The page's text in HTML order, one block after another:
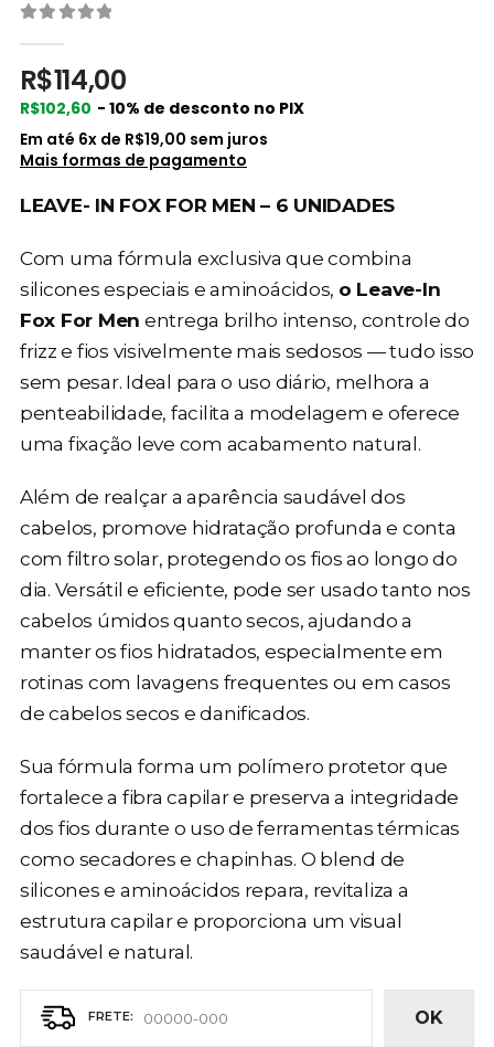
R$114,00
R$102,60 - 10% de desconto no PIX
Em até 6x de R$19,00 sem juros
Mais formas de pagamento
LEAVE- IN FOX FOR MEN – 6 UNIDADES
Com uma fórmula exclusiva que combina
silicones especiais e aminoácidos, o Leave-In
Fox For Men entrega brilho intenso, controle do
frizz e fios visivelmente mais sedosos — tudo isso
sem pesar. Ideal para o uso diário, melhora a
penteabilidade, facilita a modelagem e oferece
uma fixação leve com acabamento natural.
Além de realçar a aparência saudável dos
cabelos, promove hidratação profunda e conta
com filtro solar, protegendo os fios ao longo do
dia. Versátil e eficiente, pode ser usado tanto nos
cabelos úmidos quanto secos, ajudando a
manter os fios hidratados, especialmente em
rotinas com lavagens frequentes ou em casos
de cabelos secos e danificados.
Sua fórmula forma um polímero protetor que
fortalece a fibra capilar e preserva a integridade
dos fios durante o uso de ferramentas térmicas
como secadores e chapinhas. O blend de
silicones e aminoácidos repara, revitaliza a
estrutura capilar e proporciona um visual
saudável e natural.
OK